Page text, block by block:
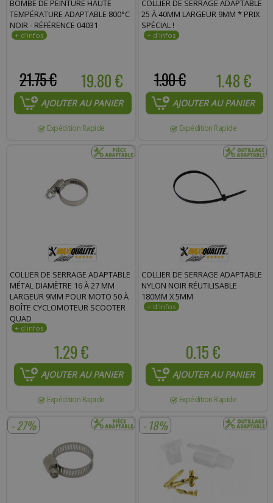
BOMBE DE PEINTURE HAUTE
TEMPÉRATURE ADAPTABLE 800°C
NOIR - RÉFÉRENCE 04031
19.80 €
21.75 €
AJOUTER AU PANIER
Expédition Rapide
COLLIER DE SERRAGE ADAPTABLE
25 À 40MM LARGEUR 9MM * PRIX
SPÉCIAL !
1.48 €
1.90 €
AJOUTER AU PANIER
Expédition Rapide
COLLIER DE SERRAGE ADAPTABLE
MÉTAL DIAMÈTRE 16 À 27 MM
LARGEUR 9MM POUR MOTO 50 À
BOÎTE CYCLOMOTEUR SCOOTER
QUAD
1.29 €
AJOUTER AU PANIER
Expédition Rapide
COLLIER DE SERRAGE ADAPTABLE
NYLON NOIR RÉUTILISABLE
180MM X 5MM
0.15 €
AJOUTER AU PANIER
Expédition Rapide
- 27% - 18%
Commentaire :